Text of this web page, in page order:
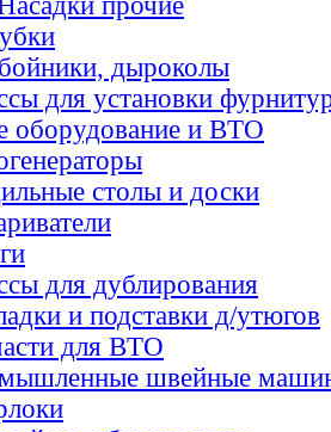
дыроколы
для установки
оборудование и ВТО
столы и доски
для дублирования
и подставки д/утюгов
для ВТО
швейные